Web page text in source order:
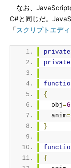
なお、JavaScript
C#と同じだ。
「 スクリプトエデ
private
private
{
  obj
=
  anim
=
}
{